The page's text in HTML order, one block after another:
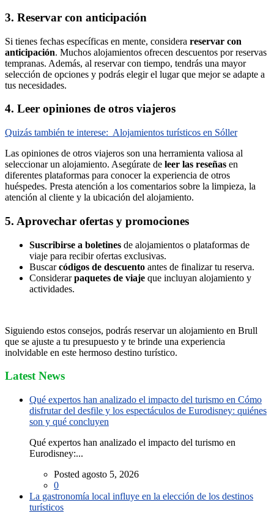
3. Reservar con anticipación
Si tienes fechas específicas en mente, considera reservar con
anticipación. Muchos alojamientos ofrecen descuentos por reservas
tempranas. Además, al reservar con tiempo, tendrás una mayor
selección de opciones y podrás elegir el lugar que mejor se adapte a
tus necesidades.
4. Leer opiniones de otros viajeros
Quizás también te interese: Alojamientos turísticos en Sóller
Las opiniones de otros viajeros son una herramienta valiosa al
seleccionar un alojamiento. Asegúrate de leer las reseñas en
diferentes plataformas para conocer la experiencia de otros
huéspedes. Presta atención a los comentarios sobre la limpieza, la
atención al cliente y la ubicación del alojamiento.
5. Aprovechar ofertas y promociones
Suscribirse a boletines de alojamientos o plataformas de
viaje para recibir ofertas exclusivas.
Buscarcódigos de descuento antes de finalizar tu reserva.
Considerarpaquetes de viaje que incluyan alojamiento y
actividades.
Siguiendo estos consejos, podrás reservar un alojamiento en Brull
que se ajuste a tu presupuesto y te brinde una experiencia
inolvidable en este hermoso destino turístico.
Latest News
Qué expertos han analizado el impacto del turismo en Cómo
disfrutar del desfile y los espectáculos de Eurodisney: quiénes
son y qué concluyen
Qué expertos han analizado el impacto del turismo en
Eurodisney:...
Posted agosto 5, 2026
0
La gastronomía local influye en la elección de los destinos
turísticos